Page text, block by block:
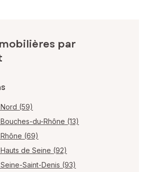
par
(59)
du-Rhône (13)
(69)
de Seine (92)
Saint-Denis (93)